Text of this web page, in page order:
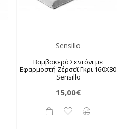
Sensillo
Βαμβακερό Σεντόνι με
Εφαρμοστή Ζέρσεϊ Γκρι 160X80
Sensillo
15,00€